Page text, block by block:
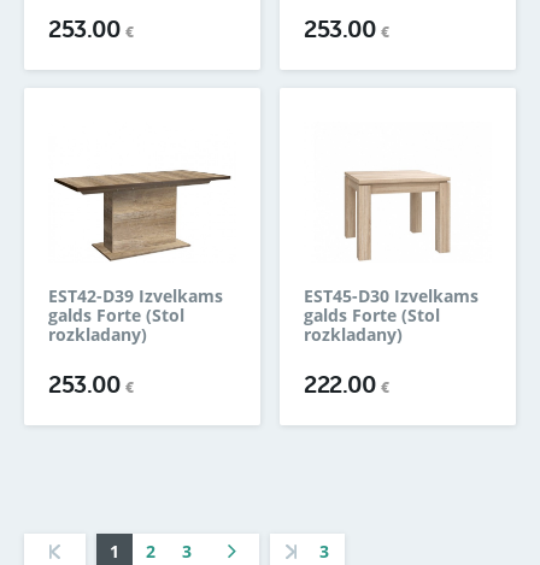
253.00€ 253.00€
EST42-D39 Izvelkams
galds Forte (Stol
rozkladany)
253.00€
EST45-D30 Izvelkams
galds Forte (Stol
rozkladany)
222.00€
1 2 3 3